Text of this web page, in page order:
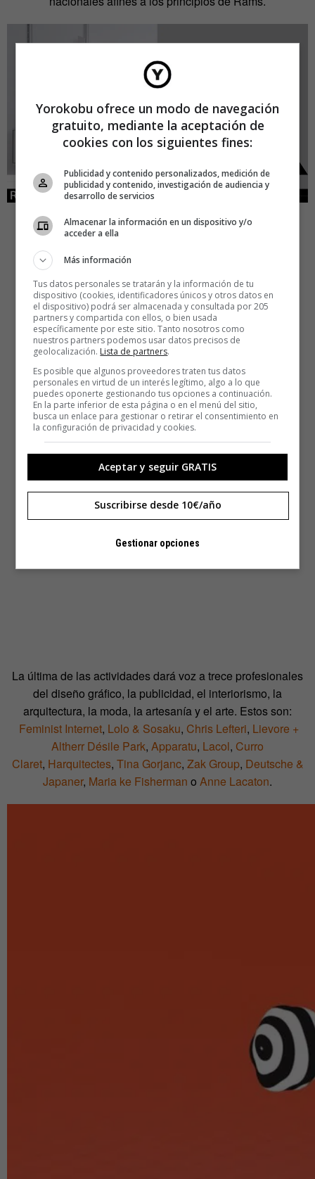
La última de las actividades dará voz a trece profesionales
del diseño gráfico, la publicidad, el interiorismo, la
arquitectura, la moda, la artesanía y el arte. Estos son:
Feminist Internet, Lolo & Sosaku, Chris Lefteri, Lievore +
Altherr Désile Park, Apparatu, Lacol, Curro
Claret, Harquitectes, Tina Gorjanc, Zak Group, Deutsche &
Japaner, Maria ke Fisherman o Anne Lacaton.
Yorokobu ofrece un modo de navegación
gratuito, mediante la aceptación de
cookies con los siguientes fines:
Publicidad y contenido personalizados, medición de
publicidad y contenido, investigación de audiencia y
desarrollo de servicios
Almacenar la información en un dispositivo y/o
acceder a ella
Más información
Tus datos personales se tratarán y la información de tu
dispositivo (cookies, identificadores únicos y otros datos en
el dispositivo) podrá ser almacenada y consultada por 205
partners y compartida con ellos, o bien usada
específicamente por este sitio. Tanto nosotros como
nuestros partners podemos usar datos precisos de
geolocalización. Lista de partners.
Es posible que algunos proveedores traten tus datos
personales en virtud de un interés legítimo, algo a lo que
puedes oponerte gestionando tus opciones a continuación.
En la parte inferior de esta página o en el menú del sitio,
busca un enlace para gestionar o retirar el consentimiento en
la configuración de privacidad y cookies.
Aceptar y seguir GRATIS
Suscribirse desde 10€/año
Gestionar opciones